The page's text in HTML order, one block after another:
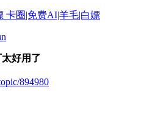
卡圈|免费AI|羊毛|白嫖
太好用了
894980